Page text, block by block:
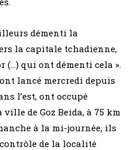
démenti la
la capitale tchadienne,
(…) qui ont démenti cela ».
lancé mercredi depuis
l’est, ont occupé
de Goz Beida, à 75 km
à la mi-journée, ils
de la localité